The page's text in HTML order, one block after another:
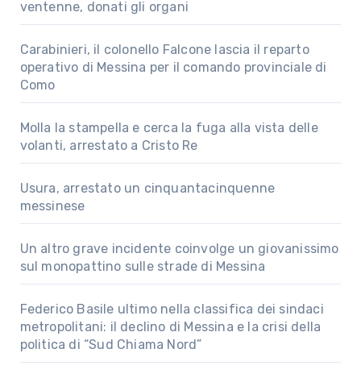
ventenne, donati gli organi
Carabinieri, il colonello Falcone lascia il reparto
operativo di Messina per il comando provinciale di
Como
Molla la stampella e cerca la fuga alla vista delle
volanti, arrestato a Cristo Re
Usura, arrestato un cinquantacinquenne
messinese
Un altro grave incidente coinvolge un giovanissimo
sul monopattino sulle strade di Messina
Federico Basile ultimo nella classifica dei sindaci
metropolitani: il declino di Messina e la crisi della
politica di “Sud Chiama Nord”